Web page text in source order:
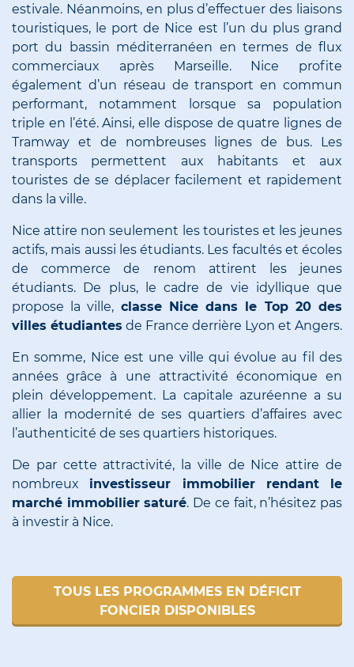
estivale. Néanmoins, en plus d’effectuer des liaisons
touristiques, le port de Nice est l’un du plus grand
port du bassin méditerranéen en termes de flux
commerciaux après Marseille. Nice profite
également d’un réseau de transport en commun
performant, notamment lorsque sa population
triple en l’été. Ainsi, elle dispose de quatre lignes de
Tramway et de nombreuses lignes de bus. Les
transports permettent aux habitants et aux
touristes de se déplacer facilement et rapidement
dans la ville.
Nice attire non seulement les touristes et les jeunes
actifs, mais aussi les étudiants. Les facultés et écoles
de commerce de renom attirent les jeunes
étudiants. De plus, le cadre de vie idyllique que
propose la ville, classe Nice dans le Top 20 des
villes étudiantes de France derrière Lyon et Angers.
En somme, Nice est une ville qui évolue au fil des
années grâce à une attractivité économique en
plein développement. La capitale azuréenne a su
allier la modernité de ses quartiers d’affaires avec
l’authenticité de ses quartiers historiques.
De par cette attractivité, la ville de Nice attire de
nombreux investisseur immobilier rendant le
marché immobilier saturé. De ce fait, n’hésitez pas
à investir à Nice.
TOUS LES PROGRAMMES EN DÉFICIT
FONCIER DISPONIBLES